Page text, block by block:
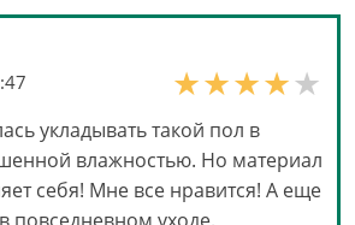
укладывать такой пол в
влажностью. Но материал
себя! Мне все нравится! А еще